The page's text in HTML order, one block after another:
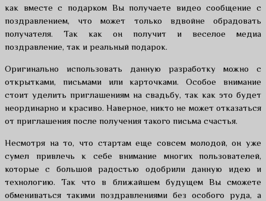
как вместе с подарком Вы получаете видео сообщение с
поздравлением, что может только вдвойне обрадовать
получателя. Так как он получит и веселое медиа
поздравление, так и реальный подарок.
Оригинально использовать данную разработку можно с
открытками, письмами или карточками. Особое внимание
стоит уделить приглашениям на свадьбу, так как это будет
неординарно и красиво. Наверное, никто не может отказаться
от приглашения после получения такого письма счастья.
Несмотря на то, что стартам еще совсем молодой, он уже
сумел привлечь к себе внимание многих пользователей,
которые с большой радостью одобрили данную идею и
технологию. Так что в ближайшем будущем Вы сможете
обмениваться такими поздравлениями без особого руда, а